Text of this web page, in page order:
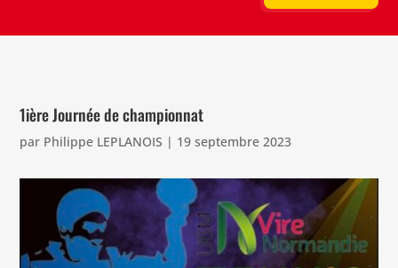
1ière Journée de championnat
par Philippe LEPLANOIS | 19 septembre 2023